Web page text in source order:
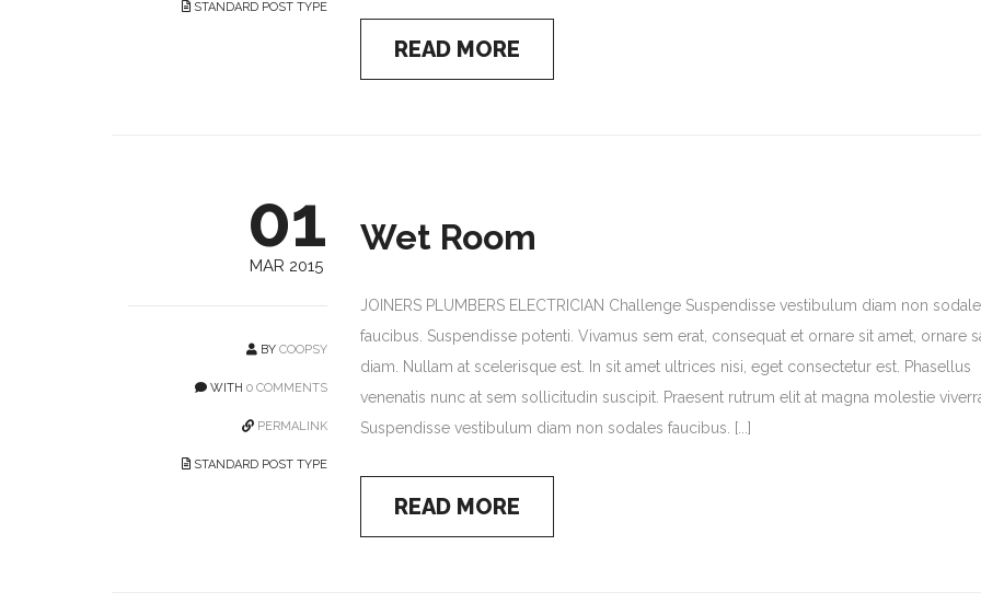
STANDARD POST TYPE
READ MORE
01
MAR 2015
BY COOPSY
WITH 0 COMMENTS
PERMALINK
STANDARD POST TYPE
Wet Room
JOINERS PLUMBERS ELECTRICIAN Challenge Suspendisse vestibulum diam non
faucibus. Suspendisse potenti. Vivamus sem erat, consequat et ornare sit amet, ornare
diam. Nullam at scelerisque est. In sit amet ultrices nisi, eget consectetur est. Phasellus
venenatis nunc at sem sollicitudin suscipit. Praesent rutrum elit at magna molestie
Suspendisse vestibulum diam non sodales faucibus. [...]
READ MORE